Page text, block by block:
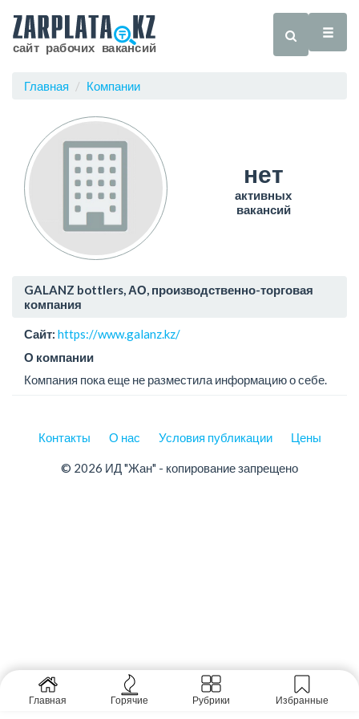
Главная Компании
нет
активных
вакансий
GALANZ bottlers, АО, производственно-торговая
компания
Сайт: https://www.galanz.kz/
О компании
Компания пока еще не разместила информацию о себе.
Контакты О нас Условия публикации Цены
© 2026 ИД "Жан" - копирование запрещено
Главная Горячие Рубрики Избранные